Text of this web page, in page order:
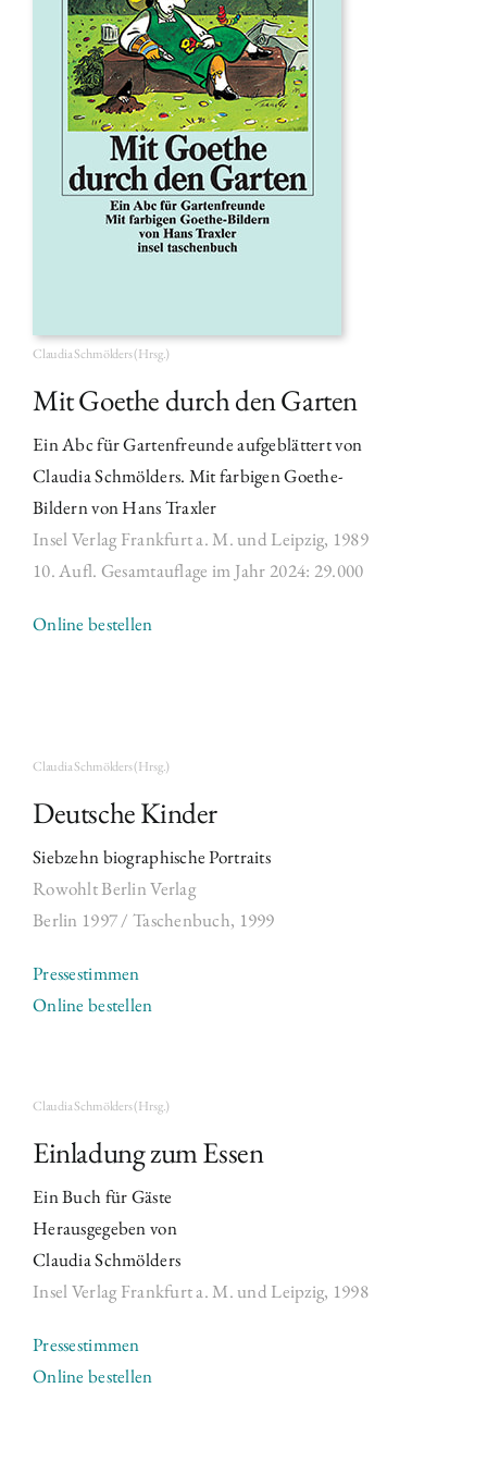
Claudia Schmölders (Hrsg.)
Mit Goethe durch den Garten
Ein Abc für Gartenfreunde aufgeblättert von
Claudia Schmölders. Mit farbigen Goethe-
Bildern von Hans Traxler
Insel Verlag Frankfurt a. M. und Leipzig, 1989
10. Aufl. Gesamtauflage im Jahr 2024: 29.000
Online bestellen
Claudia Schmölders (Hrsg.)
Deutsche Kinder
Siebzehn biographische Portraits
Rowohlt Berlin Verlag
Berlin 1997 / Taschenbuch, 1999
Pressestimmen
Online bestellen
Claudia Schmölders (Hrsg.)
Einladung zum Essen
Ein Buch für Gäste
Herausgegeben von
Claudia Schmölders
Insel Verlag Frankfurt a. M. und Leipzig, 1998
Pressestimmen
Online bestellen